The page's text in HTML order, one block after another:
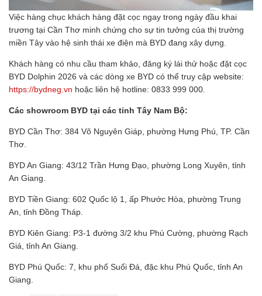
Việc hàng chục khách hàng đặt cọc ngay trong ngày đầu khai
trương tại Cần Thơ minh chứng cho sự tin tưởng của thị trường
miền Tây vào hệ sinh thái xe điện mà BYD đang xây dựng.
Khách hàng có nhu cầu tham khảo, đăng ký lái thử hoặc đặt cọc
BYD Dolphin 2026 và các dòng xe BYD có thể truy cập website:
https://bydneg.vn hoặc liên hệ hotline: 0833 999 000.
Các showroom BYD tại các tỉnh Tây Nam Bộ:
BYD Cần Thơ: 384 Võ Nguyên Giáp, phường Hưng Phú, TP. Cần
Thơ.
BYD An Giang: 43/12 Trần Hưng Đạo, phường Long Xuyên, tỉnh
An Giang.
BYD Tiền Giang: 602 Quốc lộ 1, ấp Phước Hòa, phường Trung
An, tỉnh Đồng Tháp.
BYD Kiên Giang: P3-1 đường 3/2 khu Phú Cường, phường Rạch
Giá, tỉnh An Giang.
BYD Phú Quốc: 7, khu phố Suối Đá, đặc khu Phú Quốc, tỉnh An
Giang.